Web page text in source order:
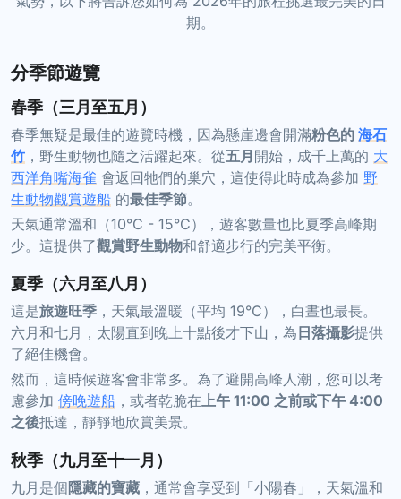
期。
分季節遊覽
春季（三月至五月）
春季無疑是最佳的遊覽時機，因為懸崖邊會開滿粉色的 海石
竹 ，野生動物也隨之活躍起來。從五月 開始，成千上萬的 大
西洋角嘴海雀 會返回牠們的巢穴，這使得此時成為參加 野
生動物觀賞遊船 的最佳季節。
天氣通常溫和（10°C - 15°C），遊客數量也比夏季高峰期
少。這提供了觀賞野生動物和舒適步行的完美平衡。
夏季（六月至八月）
這是旅遊旺季 ，天氣最溫暖（平均 19°C），白晝也最長。
六月和七月，太陽直到晚上十點後才下山，為 日落攝影提供
了絕佳機會。
然而，這時候遊客會非常多。為了避開高峰人潮，您可以考
慮參加 傍晚遊船 ，或者乾脆在上午 11:00 之前或下午 4:00
之後抵達，靜靜地欣賞美景。
秋季（九月至十一月）
九月是個隱藏的寶藏 ，通常會享受到「小陽春」，天氣溫和